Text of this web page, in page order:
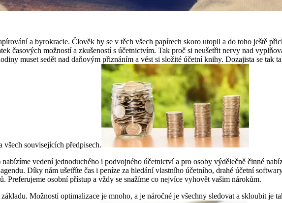
a byrokracie. Člověk by se v těch všech papírech skoro utopil a do toho ještě
časových možností a zkušeností s účetnictvím. Tak proč si neušetřit nervy nad
muset sedět nad daňovým přiznáním a vést si složité účetní knihy. Dozajista se tak
souvisejících předpisech.
vedení jednoduchého i podvojného účetnictví a pro osoby výdělečně činné
Díky nám ušetříte čas i peníze za hledání vlastního účetního, drahé účetní
Preferujeme osobní přístup a vždy se snažíme co nejvíce vyhovět vašim nárokům.
Možností optimalizace je mnoho, a je náročné je všechny sledovat a skloubit je